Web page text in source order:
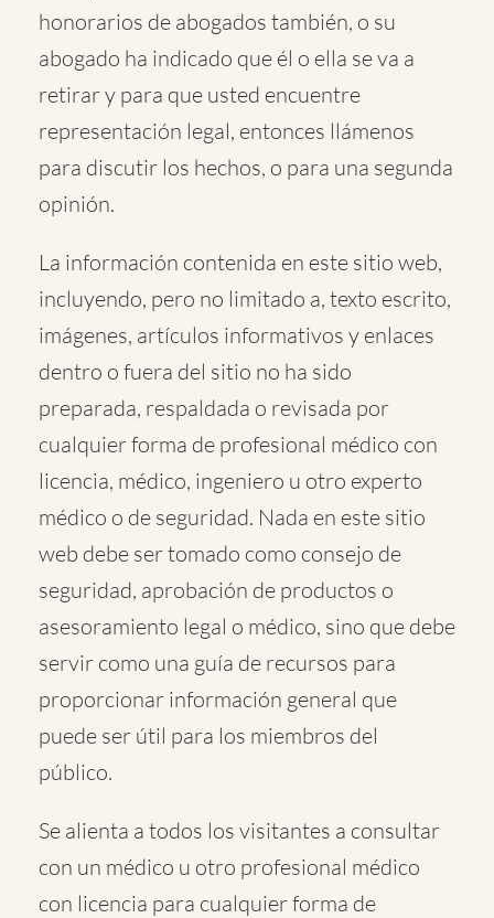
honorarios de abogados también, o su
abogado ha indicado que él o ella se va a
retirar y para que usted encuentre
representación legal, entonces llámenos
para discutir los hechos, o para una segunda
opinión.
La información contenida en este sitio web,
incluyendo, pero no limitado a, texto escrito,
imágenes, artículos informativos y enlaces
dentro o fuera del sitio no ha sido
preparada, respaldada o revisada por
cualquier forma de profesional médico con
licencia, médico, ingeniero u otro experto
médico o de seguridad. Nada en este sitio
web debe ser tomado como consejo de
seguridad, aprobación de productos o
asesoramiento legal o médico, sino que debe
servir como una guía de recursos para
proporcionar información general que
puede ser útil para los miembros del
público.
Se alienta a todos los visitantes a consultar
con un médico u otro profesional médico
con licencia para cualquier forma de